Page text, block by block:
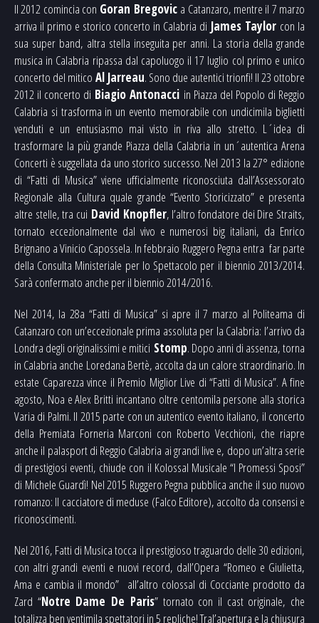
Il 2012 comincia con Goran Bregovic a Catanzaro, mentre il 7 marzo
arriva il primo e storico concerto in Calabria di James Taylor con la
sua super band, altra stella inseguita per anni. La storia della grande
musica in Calabria ripassa dal capoluogo il 17 luglio col primo e unico
concerto del mitico Al Jarreau. Sono due autentici trionfi! Il 23 ottobre
2012 il concerto di Biagio Antonacci in Piazza del Popolo di Reggio
Calabria si trasforma in un evento memorabile con undicimila biglietti
venduti e un entusiasmo mai visto in riva allo stretto. L´idea di
trasformare la più grande Piazza della Calabria in un´autentica Arena
Concerti è suggellata da uno storico successo. Nel 2013 la 27° edizione
di “Fatti di Musica” viene ufficialmente riconosciuta dall’Assessorato
Regionale alla Cultura quale grande “Evento Storicizzato” e presenta
altre stelle, tra cui David Knopfler, l’altro fondatore dei Dire Straits,
tornato eccezionalmente dal vivo e numerosi big italiani, da Enrico
Brignano a Vinicio Capossela. In febbraio Ruggero Pegna entra far parte
della Consulta Ministeriale per lo Spettacolo per il biennio 2013/2014.
Sarà confermato anche per il biennio 2014/2016.
Nel 2014, la 28a “Fatti di Musica” si apre il 7 marzo al Politeama di
Catanzaro con un’eccezionale prima assoluta per la Calabria: l’arrivo da
Londra degli originalissimi e mitici Stomp. Dopo anni di assenza, torna
in Calabria anche Loredana Bertè, accolta da un calore straordinario. In
estate Caparezza vince il Premio Miglior Live di “Fatti di Musica”. A fine
agosto, Noa e Alex Britti incantano oltre centomila persone alla storica
Varia di Palmi. Il 2015 parte con un autentico evento italiano, il concerto
della Premiata Forneria Marconi con Roberto Vecchioni, che riapre
anche il palasport di Reggio Calabria ai grandi live e, dopo un’altra serie
di prestigiosi eventi, chiude con il Kolossal Musicale “I Promessi Sposi”
di Michele Guardì! Nel 2015 Ruggero Pegna pubblica anche il suo nuovo
romanzo: Il cacciatore di meduse (Falco Editore), accolto da consensi e
riconoscimenti.
Nel 2016, Fatti di Musica tocca il prestigioso traguardo delle 30 edizioni,
con altri grandi eventi e nuovi record, dall’Opera “Romeo e Giulietta,
Ama e cambia il mondo” all’altro colossal di Cocciante prodotto da
Zard “Notre Dame De Paris” tornato con il cast originale, che
totalizza ben ventimila spettatori in 5 repliche! Tral’apertura e la chiusura